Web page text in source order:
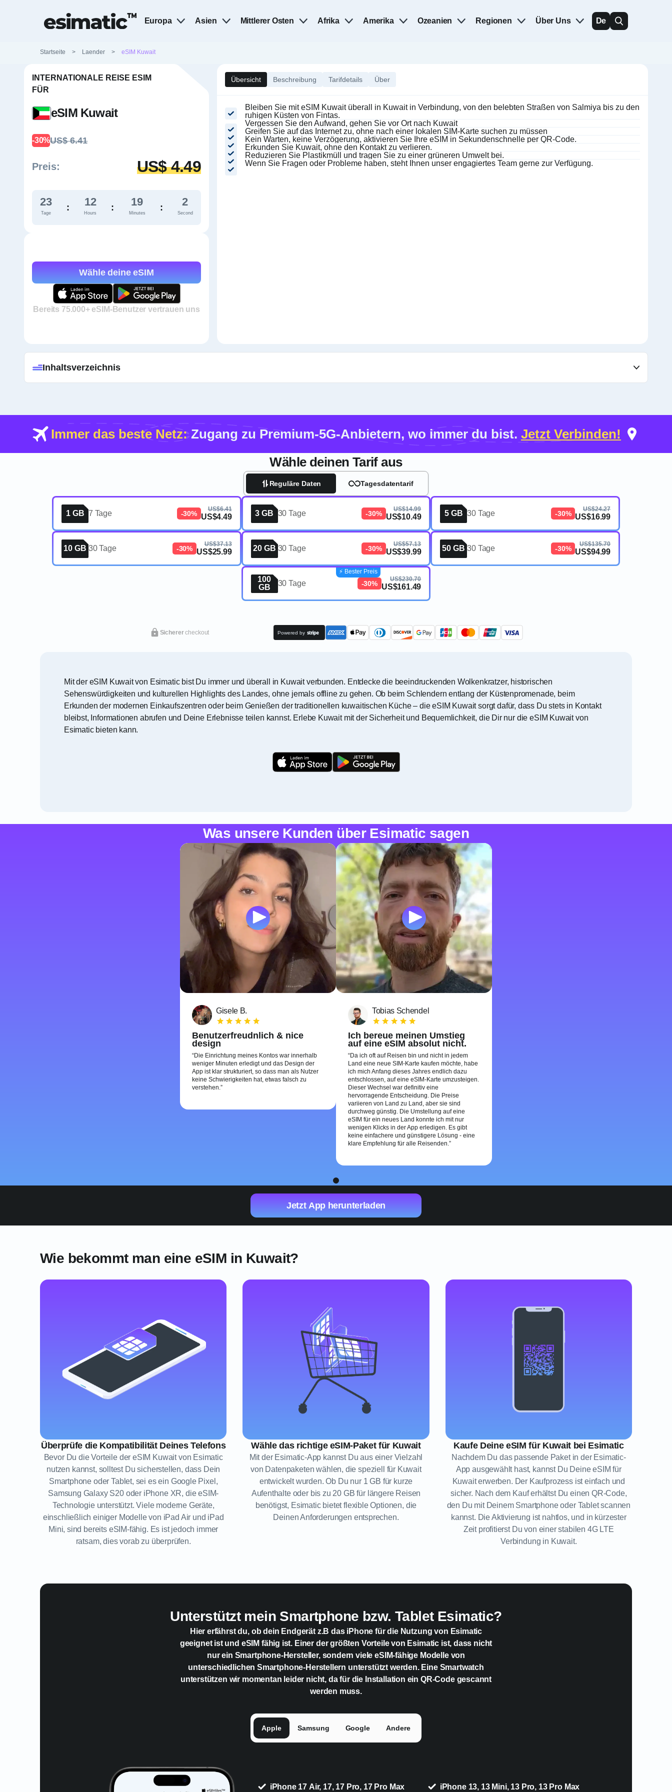
Europa Asien Mittlerer Osten Afrika Amerika Ozeanien Regionen Über Uns De
Startseite > Laender > eSIM Kuwait
INTERNATIONALE REISE ESIM
FÜR
eSIM Kuwait
-30%US$ 6.41
Preis: US$ 4.49
23
Tage
: 12
Hours
: 19
Minutes
: 1
Second
Wähle deine eSIM
Bereits 75.000+ eSIM-Benutzer vertrauen uns
Übersicht Beschreibung Tarifdetails Über
Bleiben Sie mit eSIM Kuwait überall in Kuwait in Verbindung, von den belebten Straßen von Salmiya bis zu den
ruhigen Küsten von Fintas.
Vergessen Sie den Aufwand, gehen Sie vor Ort nach Kuwait
Greifen Sie auf das Internet zu, ohne nach einer lokalen SIM-Karte suchen zu müssen
Kein Warten, keine Verzögerung, aktivieren Sie Ihre eSIM in Sekundenschnelle per QR-Code.
Erkunden Sie Kuwait, ohne den Kontakt zu verlieren.
Reduzieren Sie Plastikmüll und tragen Sie zu einer grüneren Umwelt bei.
Wenn Sie Fragen oder Probleme haben, steht Ihnen unser engagiertes Team gerne zur Verfügung.
Inhaltsverzeichnis
Immer das beste Netz:Zugang zu Premium-5G-Anbietern, wo immer du bist. Jetzt Verbinden!
Wähle deinen Tarif aus
Reguläre Daten Tagesdatentarif
1 GB 7 Tage -30%
US$6.41
US$4.49 3 GB 30 Tage -30%
US$14.99
US$10.49 5 GB 30 Tage -30%
US$24.27
US$16.99
10 GB 30 Tage -30%
US$37.13
US$25.99 20 GB 30 Tage -30%
US$57.13
US$39.99 50 GB 30 Tage -30%
US$135.70
US$94.99
100
GB
30 Tage -30%
US$230.70
US$161.49
⚡️ Bester Preis
Sicherercheckout Powered by
Mit der eSIM Kuwait von Esimatic bist Du immer und überall in Kuwait verbunden. Entdecke die beeindruckenden Wolkenkratzer, historischen
Sehenswürdigkeiten und kulturellen Highlights des Landes, ohne jemals offline zu gehen. Ob beim Schlendern entlang der Küstenpromenade, beim
Erkunden der modernen Einkaufszentren oder beim Genießen der traditionellen kuwaitischen Küche – die eSIM Kuwait sorgt dafür, dass Du stets in Kontakt
bleibst, Informationen abrufen und Deine Erlebnisse teilen kannst. Erlebe Kuwait mit der Sicherheit und Bequemlichkeit, die Dir nur die eSIM Kuwait von
Esimatic bieten kann.
Was unsere Kunden über Esimatic sagen
Gisele B.
Benutzerfreudnlich & nice
design
Die Einrichtung meines Kontos war innerhalb
weniger Minuten erledigt und das Design der
App ist klar strukturiert, so dass man als Nutzer
keine Schwierigkeiten hat, etwas falsch zu
verstehen.
Tobias Schendel
Ich bereue meinen Umstieg
auf eine eSIM absolut nicht.
Da ich oft auf Reisen bin und nicht in jedem
Land eine neue SIM-Karte kaufen möchte, habe
ich mich Anfang dieses Jahres endlich dazu
entschlossen, auf eine eSIM-Karte umzusteigen.
Dieser Wechsel war definitiv eine
hervorragende Entscheidung. Die Preise
variieren von Land zu Land, aber sie sind
durchweg günstig. Die Umstellung auf eine
eSIM für ein neues Land konnte ich mit nur
wenigen Klicks in der App erledigen. Es gibt
keine einfachere und günstigere Lösung - eine
klare Empfehlung für alle Reisenden.
1
Jetzt App herunterladen
Wie bekommt man eine eSIM in Kuwait?
Überprüfe die Kompatibilität Deines Telefons
Bevor Du die Vorteile der eSIM Kuwait von Esimatic
nutzen kannst, solltest Du sicherstellen, dass Dein
Smartphone oder Tablet, sei es ein Google Pixel,
Samsung Galaxy S20 oder iPhone XR, die eSIM-
Technologie unterstützt. Viele moderne Geräte,
einschließlich einiger Modelle von iPad Air und iPad
Mini, sind bereits eSIM-fähig. Es ist jedoch immer
ratsam, dies vorab zu überprüfen.
Wähle das richtige eSIM-Paket für Kuwait
Mit der Esimatic-App kannst Du aus einer Vielzahl
von Datenpaketen wählen, die speziell für Kuwait
entwickelt wurden. Ob Du nur 1 GB für kurze
Aufenthalte oder bis zu 20 GB für längere Reisen
benötigst, Esimatic bietet flexible Optionen, die
Deinen Anforderungen entsprechen.
Kaufe Deine eSIM für Kuwait bei Esimatic
Nachdem Du das passende Paket in der Esimatic-
App ausgewählt hast, kannst Du Deine eSIM für
Kuwait erwerben. Der Kaufprozess ist einfach und
sicher. Nach dem Kauf erhältst Du einen QR-Code,
den Du mit Deinem Smartphone oder Tablet scannen
kannst. Die Aktivierung ist nahtlos, und in kürzester
Zeit profitierst Du von einer stabilen 4G LTE
Verbindung in Kuwait.
Unterstützt mein Smartphone bzw. Tablet Esimatic?
Hier erfährst du, ob dein Endgerät z.B das iPhone für die Nutzung von Esimatic
geeignet ist und eSIM fähig ist. Einer der größten Vorteile von Esimatic ist, dass nicht
nur ein Smartphone-Hersteller, sondern viele eSIM-fähige Modelle von
unterschiedlichen Smartphone-Herstellern unterstützt werden. Eine Smartwatch
unterstützen wir momentan leider nicht, da für die Installation ein QR-Code gescannt
werden muss.
Apple Samsung Google Andere
iPhone 17 Air, 17, 17 Pro, 17 Pro Max iPhone 13, 13 Mini, 13 Pro, 13 Pro Max